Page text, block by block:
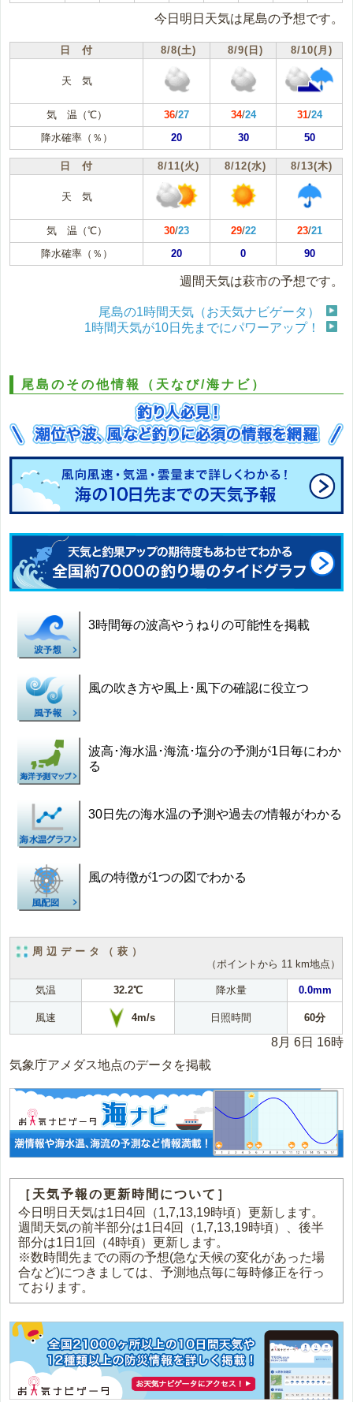
今日明日天気は尾島の予想です。
日 付 8/8(土) 8/9(日) 8/10(月)
天 気
気 温（℃） 36/27 34/24 31/24
降水確率（％）
20 30 50
日 付 8/11(火) 8/12(水) 8/13(木)
天 気
気 温（℃） 30/23 29/22 23/21
降水確率（％）
20 0 90
週間天気は萩市の予想です。
尾島の1時間天気（お天気ナビゲータ）
1時間天気が10日先までにパワーアップ！
尾島のその他情報（天なび/海ナビ）
3時間毎の波高やうねりの可能性を掲載
風の吹き方や風上･風下の確認に役立つ
波高･海水温･海流･塩分の予測が1日毎にわか
る
30日先の海水温の予測や過去の情報がわかる
風の特徴が1つの図でわかる
周辺データ（萩）
（ポイントから 11 km地点）
気温 32.2℃ 降水量 0.0mm
風速 4m/s 日照時間 60分
8月 6日 16時
気象庁アメダス地点のデータを掲載
［天気予報の更新時間について］
今日明日天気は1日4回（1,7,13,19時頃）更新します。
週間天気の前半部分は1日4回（1,7,13,19時頃）、後半
部分は1日1回（4時頃）更新します。
※数時間先までの雨の予想(急な天候の変化があった場
合など)につきましては、予測地点毎に毎時修正を行っ
ております。